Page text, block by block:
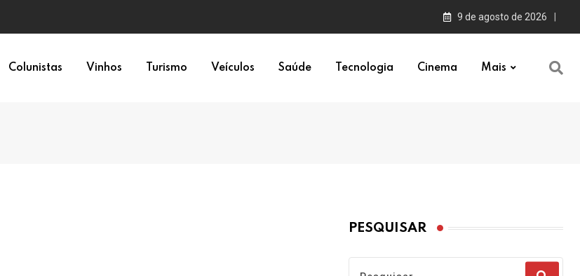
9 de agosto de 2026
Colunistas Vinhos Turismo Veículos Saúde Tecnologia Cinema Mais
PESQUISAR